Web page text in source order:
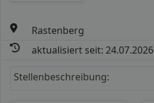
Rastenberg
aktualisiert seit: 24.07.2026
Stellenbeschreibung: